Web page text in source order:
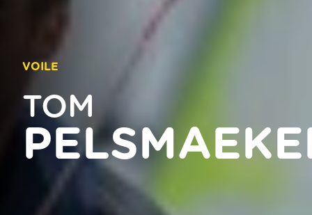
VOILE
TOM